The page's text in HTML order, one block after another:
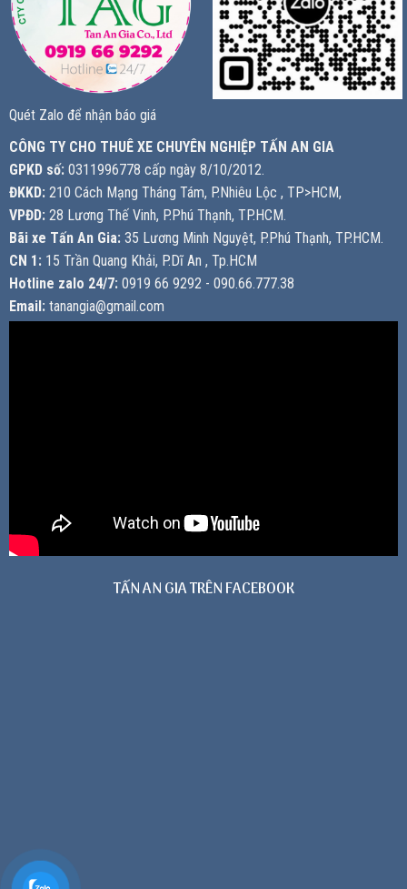
Quét Zalo để nhận báo giá
CÔNG TY CHO THUÊ XE CHUYÊN NGHIỆP TẤN AN GIA
GPKD số: 0311996778 cấp ngày 8/10/2012.
ĐKKD: 210 Cách Mạng Tháng Tám, P.Nhiêu Lộc , TP>HCM,
VPĐD: 28 Lương Thế Vinh, P.Phú Thạnh, TP.HCM.
Bãi xe Tấn An Gia: 35 Lương Minh Nguyệt, P.Phú Thạnh, TP.HCM.
CN 1: 15 Trần Quang Khải, P.Dĩ An , Tp.HCM
Hotline zalo 24/7: 0919 66 9292 - 090.66.777.38
Email: tanangia@gmail.com
TẤN AN GIA TRÊN FACEBOOK